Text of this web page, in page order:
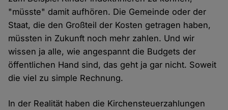
"müsste" damit aufhören. Die Gemeinde oder der
Staat, die den Großteil der Kosten getragen haben,
müssten in Zukunft noch mehr zahlen. Und wir
wissen ja alle, wie angespannt die Budgets der
öffentlichen Hand sind, das geht ja gar nicht. Soweit
die viel zu simple Rechnung.
In der Realität haben die Kirchensteuerzahlungen